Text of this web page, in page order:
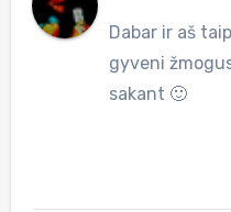
Dabar ir aš
gyveni
sakant 🙂